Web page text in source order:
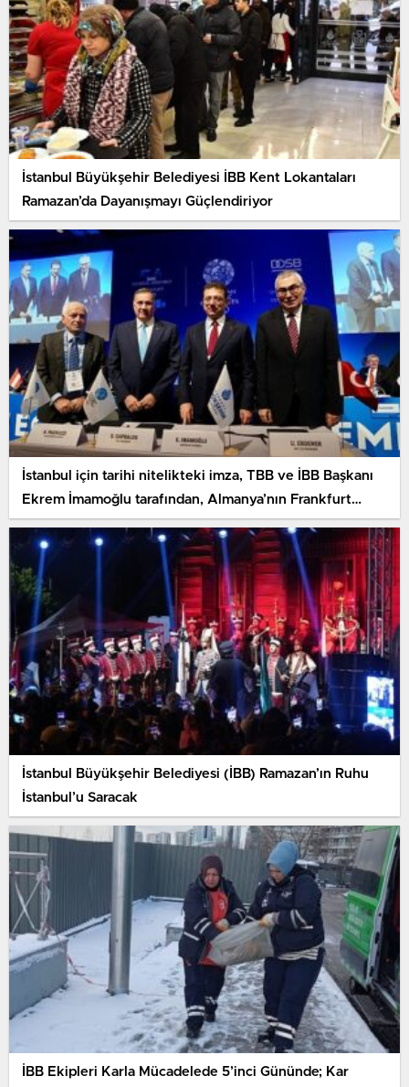
İstanbul Büyükşehir Belediyesi İBB Kent Lokantaları
Ramazan’da Dayanışmayı Güçlendiriyor
İstanbul için tarihi nitelikteki imza, TBB ve İBB Başkanı
Ekrem İmamoğlu tarafından, Almanya’nın Frankfurt
kentinde atıldı
İstanbul Büyükşehir Belediyesi (İBB) Ramazan’ın Ruhu
İstanbul’u Saracak
İBB Ekipleri Karla Mücadelede 5’inci Gününde; Kar